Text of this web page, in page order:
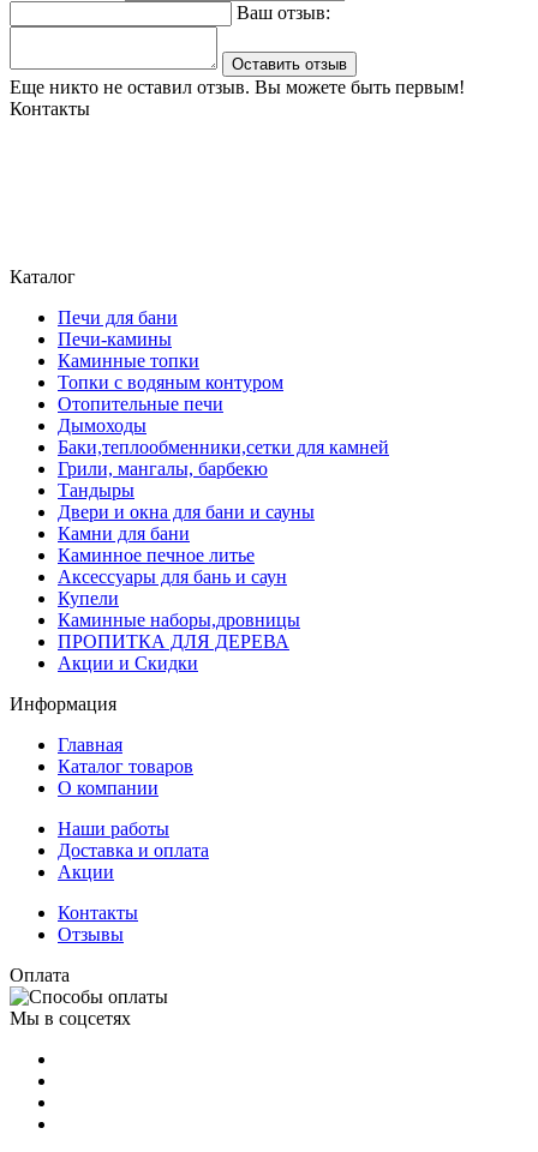
Ваш отзыв:
Оставить отзыв
Еще никто не оставил отзыв. Вы можете быть первым!
Контакты
Каталог
Печи для бани
Печи-камины
Каминные топки
Топки с водяным контуром
Отопительные печи
Дымоходы
Баки,теплообменники,сетки для камней
Грили, мангалы, барбекю
Тандыры
Двери и окна для бани и сауны
Камни для бани
Каминное печное литье
Аксессуары для бань и саун
Купели
Каминные наборы,дровницы
ПРОПИТКА ДЛЯ ДЕРЕВА
Акции и Скидки
Информация
Главная
Каталог товаров
О компании
Наши работы
Доставка и оплата
Акции
Контакты
Отзывы
Оплата
Мы в соцсетях